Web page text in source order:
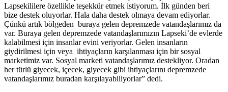
Lapsekililere özellikle teşekkür etmek istiyorum. İlk günden beri
bize destek oluyorlar. Hala daha destek olmaya devam ediyorlar.
Çünkü artık bölgeden buraya gelen depremzede vatandaşlarımız da
var. Buraya gelen depremzede vatandaşlarımızın Lapseki’de evlerde
kalabilmesi için insanlar evini veriyorlar. Gelen insanların
giydirilmesi için veya ihtiyaçların karşılanması için bir sosyal
marketimiz var. Sosyal marketi vatandaşlarımız destekliyor. Oradan
her türlü giyecek, içecek, giyecek gibi ihtiyaçlarını depremzede
vatandaşlarımız buradan karşılayabiliyorlar” dedi.